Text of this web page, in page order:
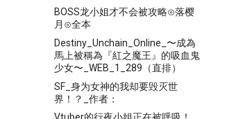
BOSS龙小姐才不会被攻略⊙落樱
月⊙全本
Destiny_Unchain_Online_〜成為
馬上被稱為『紅之魔王』的吸血鬼
少女〜_WEB_1_289（直排）
SF_身为女神的我却要毁灭世
界！？_作者：